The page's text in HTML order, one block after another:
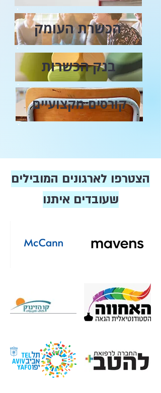
הכשרת העומק
בנק הכשרות
קורסים מקצועיים
הצטרפו לארגונים המובילים
שעובדים איתנו